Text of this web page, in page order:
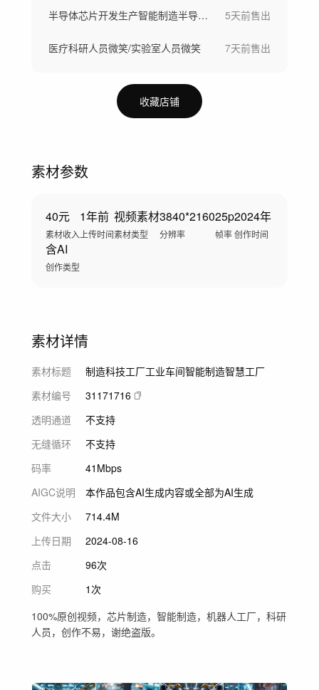
半导体芯片开发生产智能制造半导体晶圆制造 5天前售出
医疗科研人员微笑/实验室人员微笑 7天前售出
收藏店铺
素材参数
40元
素材收入
1年前
上传时间
视频素材
素材类型
3840*2160
分辨率
25p
帧率
2024年
创作时间
含AI
创作类型
素材详情
素材标题
制造科技工厂工业车间智能制造智慧工厂
素材编号
31171716
透明通道
不支持
无缝循环
不支持
码率
41Mbps
AIGC说明
本作品包含AI生成内容或全部为AI生成
文件大小
714.4M
上传日期
2024-08-16
点击
96次
购买
1次
100%原创视频，芯片制造，智能制造，机器人工厂，科研
人员，创作不易，谢绝盗版。